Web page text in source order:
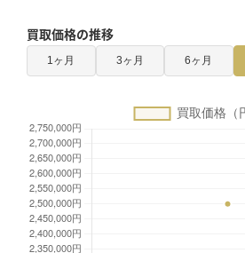
買取価格の推移
1ヶ月 3ヶ月 6ヶ月